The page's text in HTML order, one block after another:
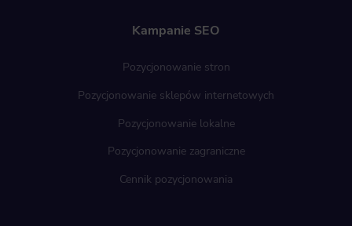
Kampanie SEO
Pozycjonowanie stron
Pozycjonowanie sklepów internetowych
Pozycjonowanie lokalne
Pozycjonowanie zagraniczne
Cennik pozycjonowania